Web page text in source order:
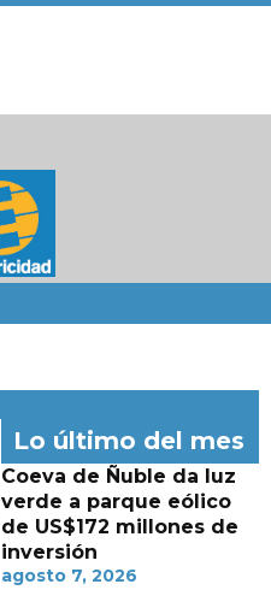
Lo último del mes
Coeva de Ñuble da luz
verde a parque eólico
de US$172 millones de
inversión
agosto 7, 2026